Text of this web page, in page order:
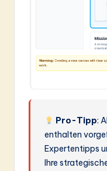
Pro-Tipp:
enthalten
Expertentipps
Ihre